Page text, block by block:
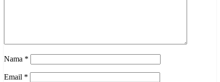
Nama *
Email *